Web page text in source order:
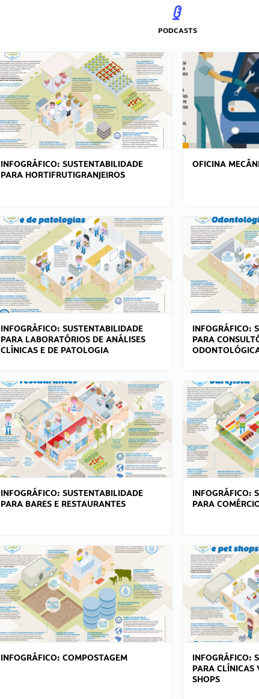
PODCASTS
INFOGRÁFICO: SUSTENTABILIDADE
PARA HORTIFRUTIGRANJEIROS
OFICINA
INFOGRÁFICO: SUSTENTABILIDADE
PARA LABORATÓRIOS DE ANÁLISES
CLÍNICAS E DE PATOLOGIA
INFOGRÁFICO:
PARA
INFOGRÁFICO: SUSTENTABILIDADE
PARA BARES E RESTAURANTES
INFOGRÁFICO:
PARA
INFOGRÁFICO: COMPOSTAGEM
INFOGRÁFICO:
PARA CLÍNICAS
SHOPS